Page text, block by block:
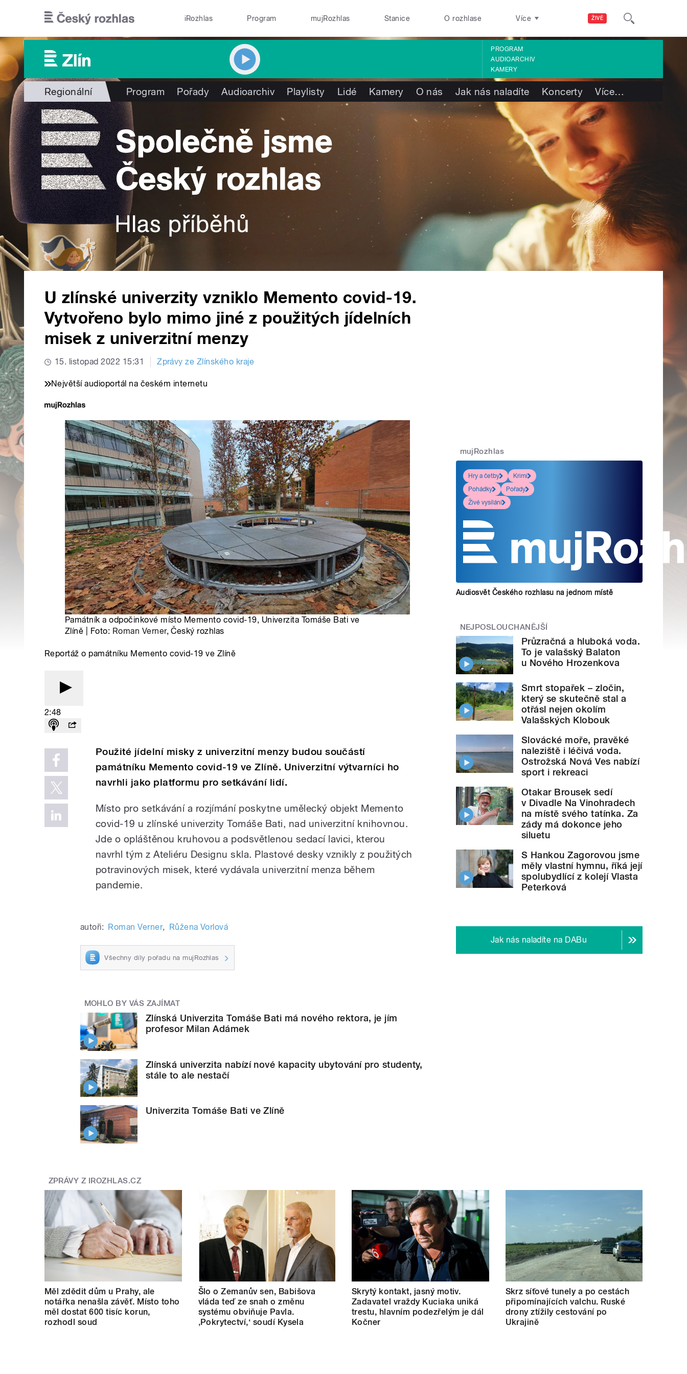
ŽIVĚ
iRozhlas Program mujRozhlas Stanice O rozhlase Více
PROGRAM
AUDIOARCHIV
KAMERY
Regionální Program Pořady Audioarchiv Playlisty Lidé Kamery O nás Jak nás naladíte Koncerty Více…
U zlínské univerzity vzniklo Memento covid-19.
Vytvořeno bylo mimo jiné z použitých jídelních
misek z univerzitní menzy
15. listopad 2022 15:31 Zprávy ze Zlínského kraje
Největší audioportál na českém internetu
Památník a odpočinkové místo Memento covid-19, Univerzita Tomáše Bati ve
Zlíně | Foto: Roman Verner, Český rozhlas
Reportáž o památníku Memento covid-19 ve Zlíně
2:48
Použité jídelní misky z univerzitní menzy budou součástí
památníku Memento covid-19 ve Zlíně. Univerzitní výtvarníci ho
navrhli jako platformu pro setkávání lidí.
Místo pro setkávání a rozjímání poskytne umělecký objekt Memento
covid-19 u zlínské univerzity Tomáše Bati, nad univerzitní knihovnou.
Jde o opláštěnou kruhovou a podsvětlenou sedací lavici, kterou
navrhl tým z Ateliéru Designu skla. Plastové desky vznikly z použitých
potravinových misek, které vydávala univerzitní menza během
pandemie.
autoři: Roman Verner, Růžena Vorlová
Všechny díly pořadu na mujRozhlas
MOHLO BY VÁS ZAJÍMAT
Zlínská Univerzita Tomáše Bati má nového rektora, je jím
profesor Milan Adámek
Zlínská univerzita nabízí nové kapacity ubytování pro studenty,
stále to ale nestačí
Univerzita Tomáše Bati ve Zlíně
mujRozhlas
Hry a četby
Krimi
Pohádky
Pořady
Živé vysílání
Audiosvět Českého rozhlasu na jednom místě
NEJPOSLOUCHANĚJŠÍ
Průzračná a hluboká voda.
To je valašský Balaton
u Nového Hrozenkova
Smrt stopařek – zločin,
který se skutečně stal a
otřásl nejen okolím
Valašských Klobouk
Slovácké moře, pravěké
naleziště i léčivá voda.
Ostrožská Nová Ves nabízí
sport i rekreaci
Otakar Brousek sedí
v Divadle Na Vinohradech
na místě svého tatínka. Za
zády má dokonce jeho
siluetu
S Hankou Zagorovou jsme
měly vlastní hymnu, říká její
spolubydlící z kolejí Vlasta
Peterková
Jak nás naladíte na DABu
ZPRÁVY Z IROZHLAS.CZ
Měl zdědit dům u Prahy, ale
notářka nenašla závěť. Místo toho
měl dostat 600 tisíc korun,
rozhodl soud
Šlo o Zemanův sen, Babišova
vláda teď ze snah o změnu
systému obviňuje Pavla.
‚Pokrytectví,‘ soudí Kysela
Skrytý kontakt, jasný motiv.
Zadavatel vraždy Kuciaka uniká
trestu, hlavním podezřelým je dál
Kočner
Skrz síťové tunely a po cestách
připomínajících valchu. Ruské
drony ztížily cestování po
Ukrajině